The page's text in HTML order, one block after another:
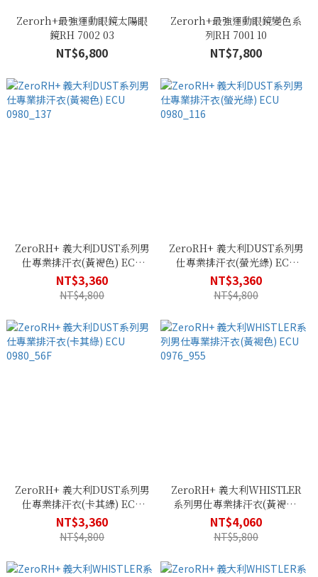
Zerorh+最強運動眼鏡太陽眼
鏡RH 7002 03
NT$6,800
Zerorh+最強運動眼鏡變色系
列RH 7001 10
NT$7,800
ZeroRH+ 義大利DUST系列男
仕專業排汗衣(黃褐色) ECU
0980_137
NT$3,360
NT$4,800
ZeroRH+ 義大利DUST系列男
仕專業排汗衣(螢光綠) ECU
0980_116
NT$3,360
NT$4,800
ZeroRH+ 義大利DUST系列男
仕專業排汗衣(卡其綠) ECU
0980_56F
NT$3,360
NT$4,800
ZeroRH+ 義大利WHISTLER
系列男仕專業排汗衣(黃褐色)
ECU 0976_955
NT$4,060
NT$5,800